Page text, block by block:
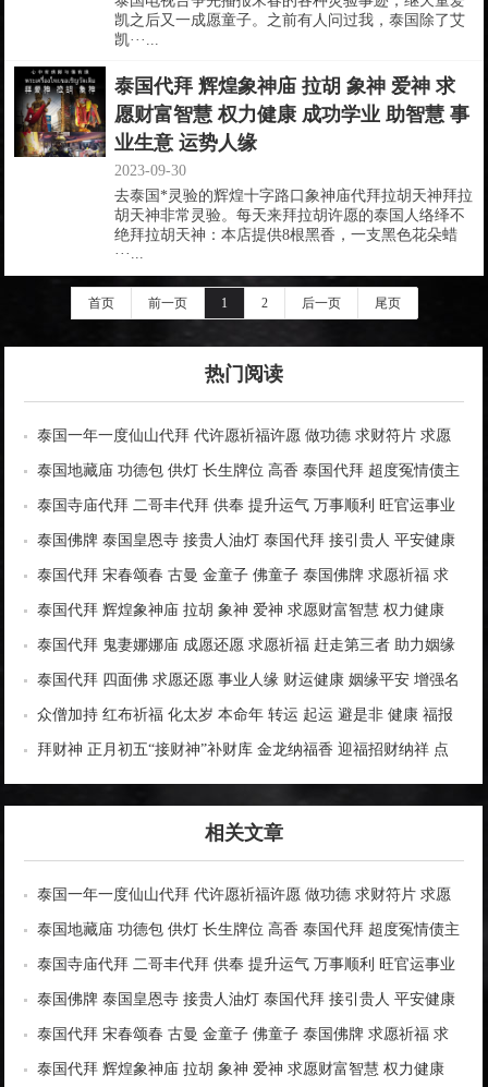
凯之后又一成愿童子。之前有人问过我，泰国除了艾
凯···...
泰国代拜 辉煌象神庙 拉胡 象神 爱神 求
愿财富智慧 权力健康 成功学业 助智慧 事
业生意 运势人缘
2023-09-30
去泰国*灵验的辉煌十字路口象神庙代拜拉胡天神拜拉
胡天神非常灵验。每天来拜拉胡许愿的泰国人络绎不
绝拜拉胡天神：本店提供8根黑香，一支黑色花朵蜡
···...
首页 前一页 1 2 后一页 尾页
热门阅读
泰国一年一度仙山代拜 代许愿祈福许愿 做功德 求财符片 求愿
红带
泰国地藏庙 功德包 供灯 长生牌位 高香 泰国代拜 超度冤情债主
为祖先亡人做功德 自修福报 消业障祈福
泰国寺庙代拜 二哥丰代拜 供奉 提升运气 万事顺利 旺官运事业
平步青云 旺赌运偏财投资 指引财路
泰国佛牌 泰国皇恩寺 接贵人油灯 泰国代拜 接引贵人 平安健康
发财转运 生意兴隆
泰国代拜 宋春颂春 古曼 金童子 佛童子 泰国佛牌 求愿祈福 求
财求清债 还愿代拜
泰国代拜 辉煌象神庙 拉胡 象神 爱神 求愿财富智慧 权力健康
成功学业 助智慧 事业生意 运势人缘
泰国代拜 鬼妻娜娜庙 成愿还愿 求愿祈福 赶走第三者 助力姻缘
桃花 夫妻和合 财运事业
泰国代拜 四面佛 求愿还愿 事业人缘 财运健康 姻缘平安 增强名
气提升运气 避险挡灾
众僧加持 红布祈福 化太岁 本命年 转运 起运 避是非 健康 福报
功德 实名祈福 泰国佛牌 新年福利
拜财神 正月初五“接财神”补财库 金龙纳福香 迎福招财纳祥 点
鞭炮
相关文章
泰国一年一度仙山代拜 代许愿祈福许愿 做功德 求财符片 求愿
红带
泰国地藏庙 功德包 供灯 长生牌位 高香 泰国代拜 超度冤情债主
为祖先亡人做功德 自修福报 消业障祈福
泰国寺庙代拜 二哥丰代拜 供奉 提升运气 万事顺利 旺官运事业
平步青云 旺赌运偏财投资 指引财路
泰国佛牌 泰国皇恩寺 接贵人油灯 泰国代拜 接引贵人 平安健康
发财转运 生意兴隆
泰国代拜 宋春颂春 古曼 金童子 佛童子 泰国佛牌 求愿祈福 求
财求清债 还愿代拜
泰国代拜 辉煌象神庙 拉胡 象神 爱神 求愿财富智慧 权力健康